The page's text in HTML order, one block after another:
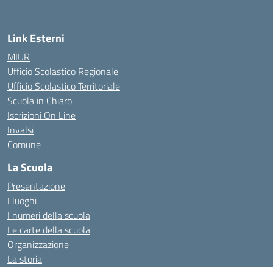
Link Esterni
MIUR
Ufficio Scolastico Regionale
Ufficio Scolastico Territoriale
Scuola in Chiaro
Iscrizioni On Line
Invalsi
Comune
La Scuola
Presentazione
I luoghi
I numeri della scuola
Le carte della scuola
Organizzazione
La storia